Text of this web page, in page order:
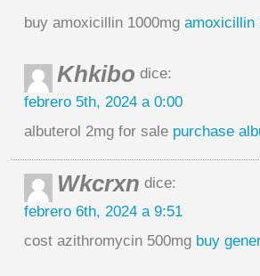
buy amoxicillin 1000mg amoxicillin
Khkibo dice:
febrero 5th, 2024 a 0:00
albuterol 2mg for sale purchase
Wkcrxn dice:
febrero 6th, 2024 a 9:51
cost azithromycin 500mg buy